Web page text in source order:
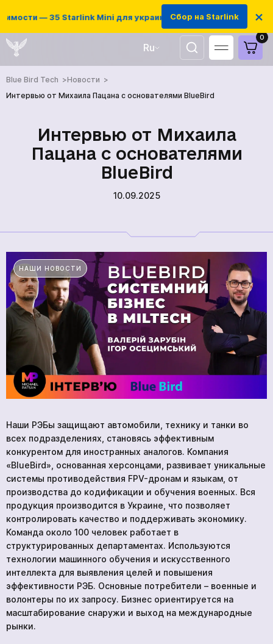
— 35 Starlink Mini для украинских защитников
Сбор на Starlink ×
Ru
UA
0
ГЛАВНАЯ
ПРОДУКЦИЯ
УСЛУГИ
НОВОСТИ
КОМПАНИИ
ВАКАНСИИ
МЕРЧ
КОМПАНИИ
О НАС
КОНТАКТЫ
Академия
Blue Bird Tech
Новости
Интервью от Михаила Пацана с основателями BlueBird
Интервью от Михаила
Пацана с основателями
BlueBird
10.09.2025
НАШИ НОВОСТИ
Наши РЭБы защищают автомобили, технику и танки во
всех подразделениях, становясь эффективным
конкурентом для иностранных аналогов. Компания
«BlueBird», основанная херсонцами, развивает уникальные
системы противодействия FPV-дронам и языкам, от
производства до кодификации и обучения военных. Вся
продукция производится в Украине, что позволяет
контролировать качество и поддерживать экономику.
Команда около 100 человек работает в
структурированных департаментах. Используются
технологии машинного обучения и искусственного
интеллекта для выявления целей и повышения
эффективности РЭБ. Основные потребители – военные и
волонтеры по их запросу. Бизнес ориентируется на
масштабирование снаружи и выход на международные
рынки.